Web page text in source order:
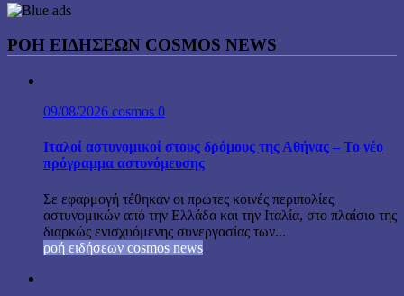
ΡΟΗ ΕΙΔΗΣΕΩΝ COSMOS NEWS
09/08/2026 cosmos 0
Ιταλοί αστυνομικοί στους δρόμους της Αθήνας – Το νέο
πρόγραμμα αστυνόμευσης
Σε εφαρμογή τέθηκαν οι πρώτες κοινές περιπολίες
αστυνομικών από την Ελλάδα και την Ιταλία, στο πλαίσιο της
διαρκώς ενισχυόμενης συνεργασίας των...
ροή ειδήσεων cosmos news